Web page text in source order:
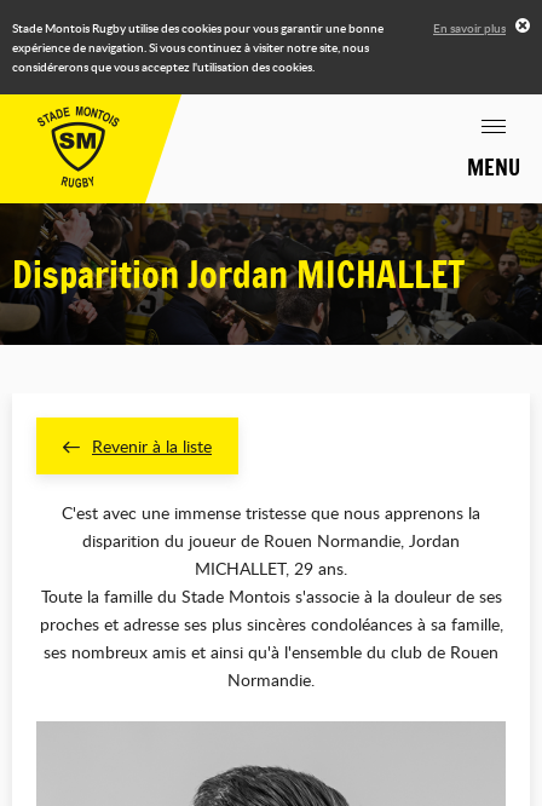
Stade Montois Rugby utilise des cookies pour vous garantir une bonne
expérience de navigation. Si vous continuez à visiter notre site, nous
considérerons que vous acceptez l'utilisation des cookies.
En savoir plus
MENU
Disparition Jordan MICHALLET
Revenir à la liste
C'est avec une immense tristesse que nous apprenons la
disparition du joueur de Rouen Normandie, Jordan
MICHALLET, 29 ans.
Toute la famille du Stade Montois s'associe à la douleur de ses
proches et adresse ses plus sincères condoléances à sa famille,
ses nombreux amis et ainsi qu'à l'ensemble du club de Rouen
Normandie.